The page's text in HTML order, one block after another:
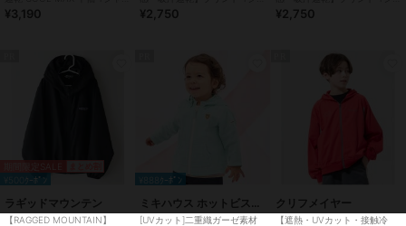
120cm～170cm
¥3,190
ツ ホホジロザメ 120cm～
¥2,750
ツ OITEKURU 120cm～170cm
¥2,750
¥500ｸｰﾎﾟﾝ
ラギッドマウンテン
【RAGGED MOUNTAIN】
¥888ｸｰﾎﾟﾝ
[UVカット]二重織ガーゼ素材
クリフメイヤー
【遮熱・UVカット・接触冷